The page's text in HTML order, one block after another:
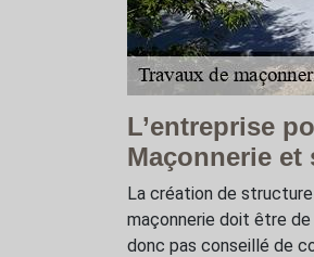
L’entreprise
Maçonnerie
La création de
maçonnerie doit être de
donc pas conseillé de